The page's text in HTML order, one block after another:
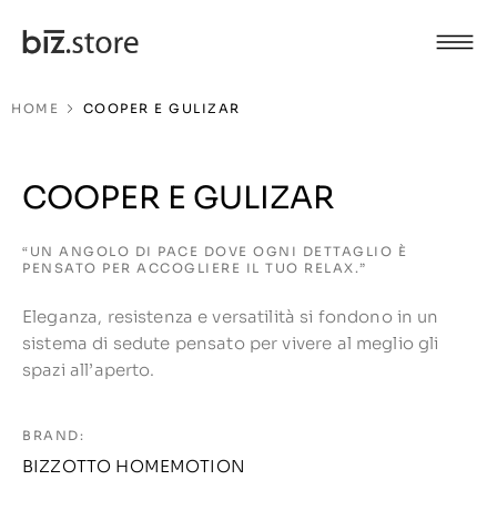
HOME COOPER E GULIZAR
COOPER E GULIZAR
“UN ANGOLO DI PACE DOVE OGNI DETTAGLIO È
PENSATO PER ACCOGLIERE IL TUO RELAX.”
Eleganza, resistenza e versatilità si fondono in un
sistema di sedute pensato per vivere al meglio gli
spazi all’aperto.
BRAND:
BIZZOTTO HOMEMOTION